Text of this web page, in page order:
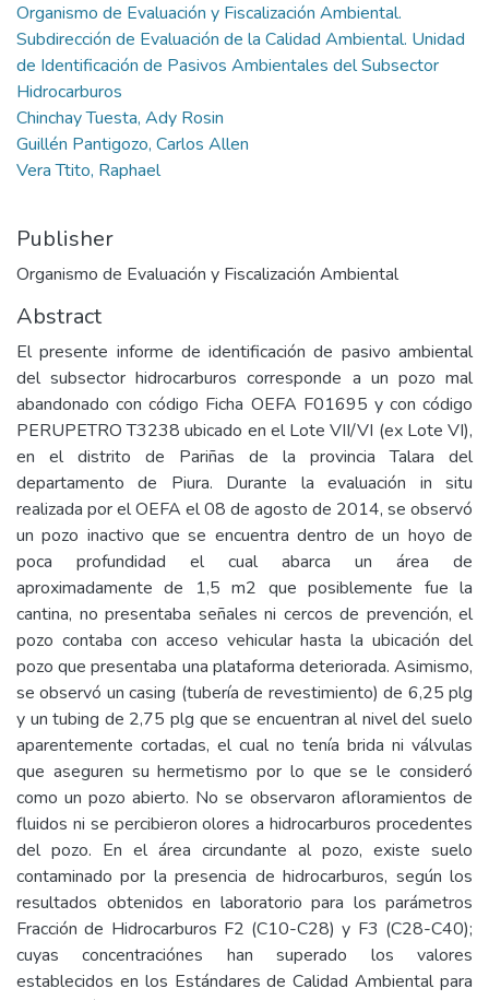
Organismo de Evaluación y Fiscalización Ambiental.
Subdirección de Evaluación de la Calidad Ambiental. Unidad
de Identificación de Pasivos Ambientales del Subsector
Hidrocarburos
Chinchay Tuesta, Ady Rosin
Guillén Pantigozo, Carlos Allen
Vera Ttito, Raphael
Publisher
Organismo de Evaluación y Fiscalización Ambiental
Abstract
El presente informe de identificación de pasivo ambiental
del subsector hidrocarburos corresponde a un pozo mal
abandonado con código Ficha OEFA F01695 y con código
PERUPETRO T3238 ubicado en el Lote VII/VI (ex Lote VI),
en el distrito de Pariñas de la provincia Talara del
departamento de Piura. Durante la evaluación in situ
realizada por el OEFA el 08 de agosto de 2014, se observó
un pozo inactivo que se encuentra dentro de un hoyo de
poca profundidad el cual abarca un área de
aproximadamente de 1,5 m2 que posiblemente fue la
cantina, no presentaba señales ni cercos de prevención, el
pozo contaba con acceso vehicular hasta la ubicación del
pozo que presentaba una plataforma deteriorada. Asimismo,
se observó un casing (tubería de revestimiento) de 6,25 plg
y un tubing de 2,75 plg que se encuentran al nivel del suelo
aparentemente cortadas, el cual no tenía brida ni válvulas
que aseguren su hermetismo por lo que se le consideró
como un pozo abierto. No se observaron afloramientos de
fluidos ni se percibieron olores a hidrocarburos procedentes
del pozo. En el área circundante al pozo, existe suelo
contaminado por la presencia de hidrocarburos, según los
resultados obtenidos en laboratorio para los parámetros
Fracción de Hidrocarburos F2 (C10-C28) y F3 (C28-C40);
cuyas concentraciónes han superado los valores
establecidos en los Estándares de Calidad Ambiental para